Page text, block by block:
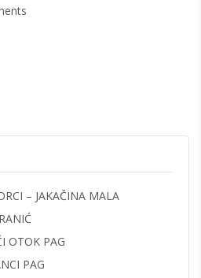
– JAKAČINA MALA
OTOK PAG
PAG